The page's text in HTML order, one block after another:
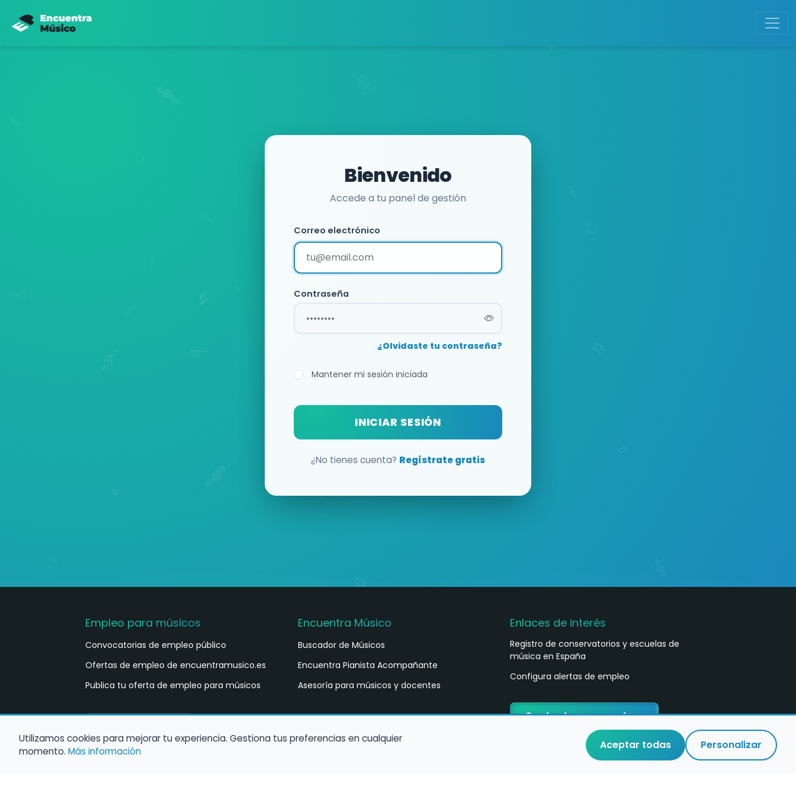
Bienvenido
Accede a tu panel de gestión
Correo electrónico
Contraseña
¿Olvidaste tu contraseña?
Mantener mi sesión iniciada
INICIAR SESIÓN
¿No tienes cuenta? Regístrate gratis
Empleo para músicos
Convocatorias de empleo público
Ofertas de empleo de encuentramusico.es
Publica tu oferta de empleo para músicos
Encuentra Músico
Buscador de Músicos
Encuentra Pianista Acompañante
Asesoría para músicos y docentes
Enlaces de interés
Registro de conservatorios y escuelas de
música en España
Configura alertas de empleo
Contacta con nosotros
Utilizamos cookies para mejorar tu experiencia. Gestiona tus preferencias en cualquier
momento. Más información Aceptar todas Personalizar